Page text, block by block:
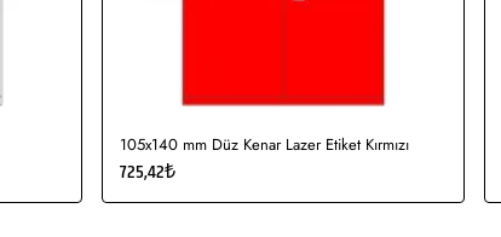
105x140 mm Düz Kenar Lazer Etiket Kırmızı
725,42₺